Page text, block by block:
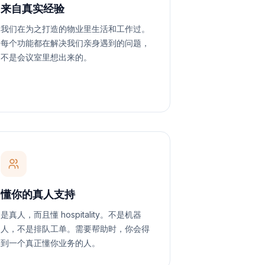
来自真实经验
我们在为之打造的物业里生活和工作过。
每个功能都在解决我们亲身遇到的问题，
不是会议室里想出来的。
懂你的真人支持
是真人，而且懂 hospitality。不是机器
人，不是排队工单。需要帮助时，你会得
到一个真正懂你业务的人。